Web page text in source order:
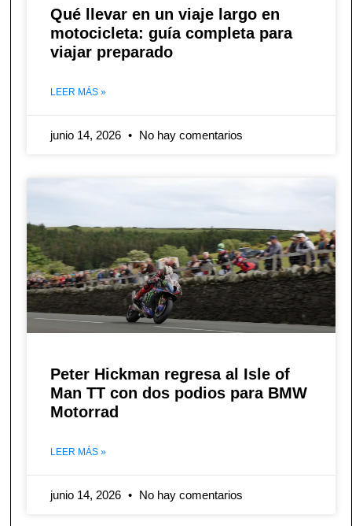
Qué llevar en un viaje largo en
motocicleta: guía completa para
viajar preparado
LEER MÁS »
junio 14, 2026 No hay comentarios
Peter Hickman regresa al Isle of
Man TT con dos podios para BMW
Motorrad
LEER MÁS »
junio 14, 2026 No hay comentarios